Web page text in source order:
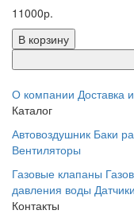
11000р.
В корзину
О компании Доставка
Каталог
Автовоздушник Баки
Вентиляторы
Газовые клапаны
давления воды
Контакты